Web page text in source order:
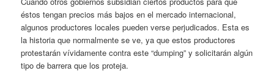
éstos tengan precios más bajos en el mercado internacional,
algunos productores locales pueden verse perjudicados. Esta es
la historia que normalmente se ve, ya que estos productores
protestarán vívidamente contra este “dumping” y solicitarán algún
tipo de barrera que los proteja.